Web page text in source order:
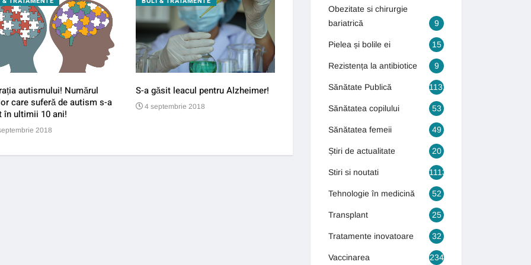
autismului! Numărul
care suferă de autism s-a
în ultimii 10 ani!
2018
S-a găsit leacul pentru Alzheimer!
4 septembrie 2018
ULTIMĂ GENERAȚIE
Cum puteți scăpa de varice?
4 septembrie 2018
Obezitate si chirurgie
bariatrică
9
Pielea și bolile ei 15
Rezistența la antibiotice 9
Sănătate Publică 1131
Sănătatea copilului 53
Sănătatea femeii 49
Știri de actualitate 20
Stiri si noutati 1113
Tehnologie în medicină 52
Transplant 25
Tratamente inovatoare 32
Vaccinarea 234